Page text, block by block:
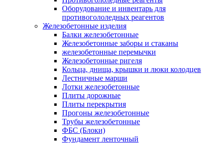
Оборудование и инвентарь для
противогололедных реагентов
Железобетонные изделия
Балки железобетонные
Железобетонные заборы и стаканы
железобетонные перемычки
Железобетонные ригеля
Кольца, днища, крышки и люки колодцев
Лестничные марши
Лотки железобетонные
Плиты дорожные
Плиты перекрытия
Прогоны железобетонные
Трубы железобетонные
ФБС (Блоки)
Фундамент ленточный